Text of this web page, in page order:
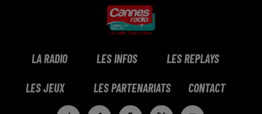
LA RADIO LES INFOS LES REPLAYS
LES JEUX LES PARTENARIATS CONTACT